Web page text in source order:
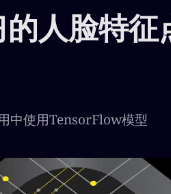
人脸特征
中使用TensorFlow模型